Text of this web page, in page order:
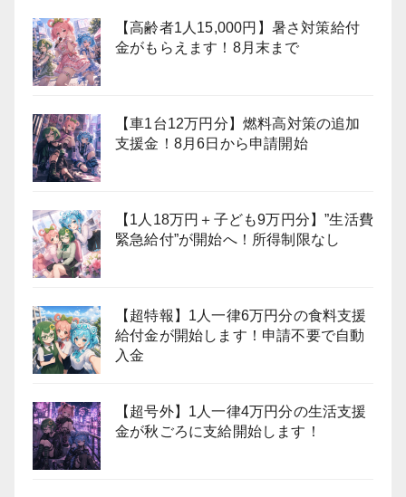
【高齢者1人15,000円】暑さ対策給付
金がもらえます！8月末まで
【車1台12万円分】燃料高対策の追加
支援金！8月6日から申請開始
【1人18万円＋子ども9万円分】”生活費
緊急給付”が開始へ！所得制限なし
【超特報】1人一律6万円分の食料支援
給付金が開始します！申請不要で自動
入金
【超号外】1人一律4万円分の生活支援
金が秋ごろに支給開始します！